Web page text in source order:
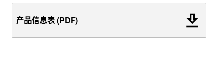
产品信息表 (PDF)